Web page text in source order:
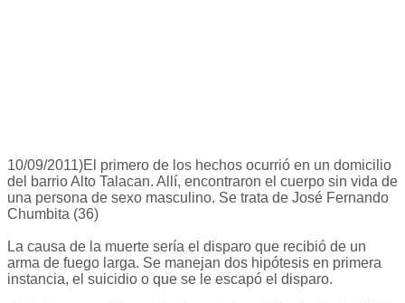
10/09/2011)El primero de los hechos ocurrió en un domicilio
del barrio Alto Talacan. Allí, encontraron el cuerpo sin vida de
una persona de sexo masculino. Se trata de José Fernando
Chumbita (36)
La causa de la muerte sería el disparo que recibió de un
arma de fuego larga. Se manejan dos hipótesis en primera
instancia, el suicidio o que se le escapó el disparo.